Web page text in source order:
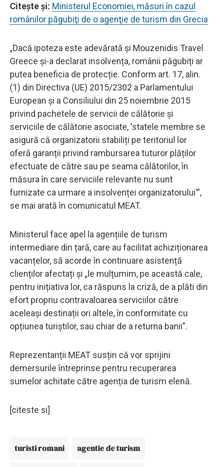
Citeşte şi: Ministerul Economiei, măsuri în cazul
românilor păgubiţi de o agenţie de turism din Grecia
„Dacă ipoteza este adevărată și Mouzenidis Travel
Greece și-a declarat insolvența, românii păgubiți ar
putea beneficia de protecție. Conform art. 17, alin.
(1) din Directiva (UE) 2015/2302 a Parlamentului
European și a Consiliului din 25 noiembrie 2015
privind pachetele de servicii de călătorie și
serviciile de călătorie asociate, 'statele membre se
asigură că organizatorii stabiliți pe teritoriul lor
oferă garanții privind rambursarea tuturor plăților
efectuate de către sau pe seama călătorilor, în
măsura în care serviciile relevante nu sunt
furnizate ca urmare a insolvenței organizatorului'”,
se mai arată în comunicatul MEAT.
Ministerul face apel la agențiile de turism
intermediare din țară, care au facilitat achiziționarea
vacanțelor, să acorde în continuare asistență
clienților afectați și „le mulțumim, pe această cale,
pentru inițiativa lor, ca răspuns la criză, de a plăti din
efort propriu contravaloarea serviciilor către
aceleași destinații ori altele, în conformitate cu
opțiunea turiștilor, sau chiar de a returna banii”.
Reprezentanții MEAT susțin că vor sprijini
demersurile întreprinse pentru recuperarea
sumelor achitate către agenția de turism elenă.
[citeste si]
turisti romani agentie de turism